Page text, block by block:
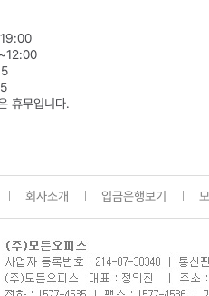
휴무입니다.
회사소개 입금은행보기